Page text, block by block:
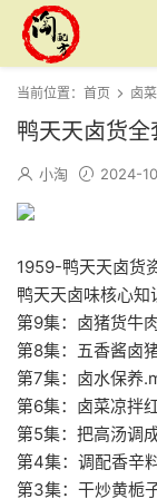
当前位置： 首页 卤
鸭天天卤货
小淘 2024-
1959-鸭天天卤
鸭天天卤味核心
第9集：卤猪货
第8集：五香酱
第7集：卤水保
第6集：卤菜凉
第5集：把高汤
第4集：调配香
第3集：干炒黄